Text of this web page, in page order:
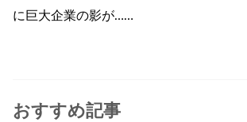
に巨大企業の影が……
おすすめ記事